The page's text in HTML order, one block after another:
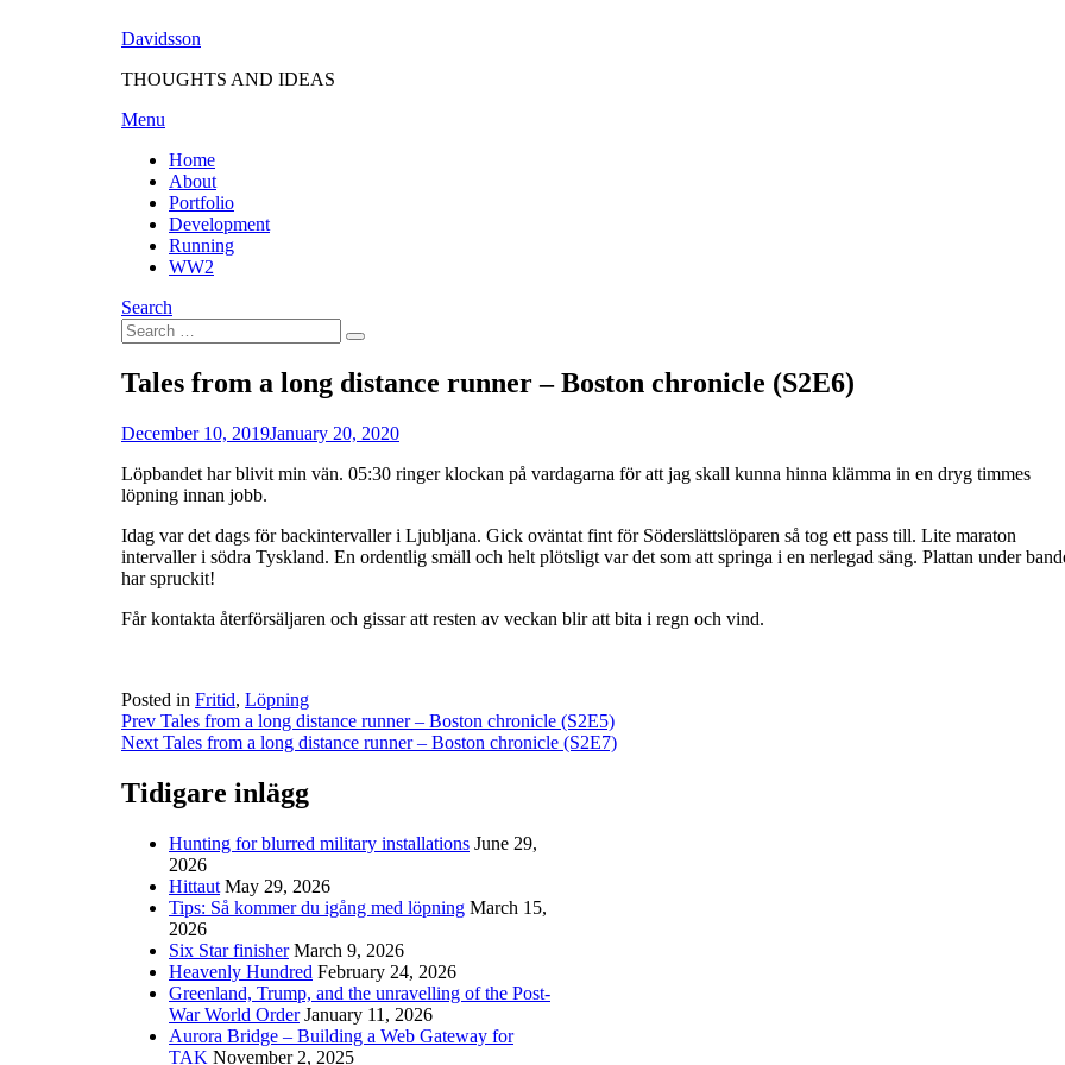
Davidsson
THOUGHTS AND IDEAS
Menu
Home
About
Portfolio
Development
Running
WW2
Search
Search
for:
Search
Tales from a long distance runner – Boston chronicle (S2E6)
byFredrik
Posted
December 10, 2019January 20, 2020
Löpbandet har blivit min vän. 05:30 ringer klockan på vardagarna för att jag skall kunna hinna klämma in en dryg timmes
löpning innan jobb.
Idag var det dags för backintervaller i Ljubljana. Gick oväntat fint för Söderslättslöparen så tog ett pass till. Lite maraton
intervaller i södra Tyskland. En ordentlig smäll och helt plötsligt var det som att springa i en nerlegad säng. Plattan under
har spruckit!
Får kontakta återförsäljaren och gissar att resten av veckan blir att bita i regn och vind.
Posted in Fritid, Löpning
Post
navigation
Prev Tales from a long distance runner – Boston chronicle (S2E5)
Next Tales from a long distance runner – Boston chronicle (S2E7)
Tidigare inlägg
Hunting for blurred military installations June 29,
2026
Hittaut May 29, 2026
Tips: Så kommer du igång med löpning March 15,
2026
Six Star finisher March 9, 2026
Heavenly Hundred February 24, 2026
Greenland, Trump, and the unravelling of the Post-
War World Order January 11, 2026
Aurora Bridge – Building a Web Gateway for
TAK November 2, 2025